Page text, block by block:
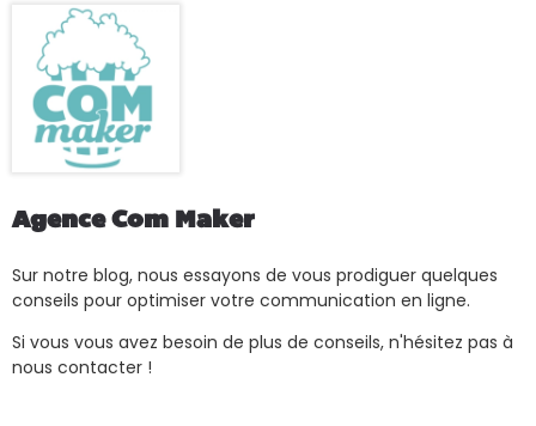
Agence Com Maker
Sur notre blog, nous essayons de vous prodiguer quelques
conseils pour optimiser votre communication en ligne.
Si vous vous avez besoin de plus de conseils, n'hésitez pas à
nous contacter !